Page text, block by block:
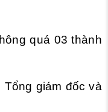
quá 03 thành
giám đốc và